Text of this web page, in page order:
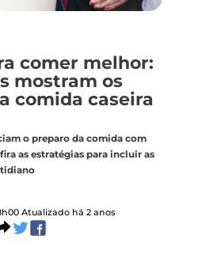
comer melhor:
mostram os
comida caseira
o preparo da comida com
as estratégias para incluir as
Atualizado há 2 anos